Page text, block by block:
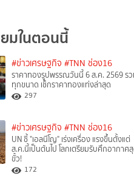
มในตอนนี้
#ข่าวเศรษฐกิจ #TNN ช่อง16
ราคาทองรูปพรรณวันนี้ 6 ส.ค. 2569 ร
ทุกขนาด เช็กราคาทองแท่งล่าสุด
297
#ข่าวเศรษฐกิจ #TNN ช่อง16
UN ชี้ "เอลนีโญ" เร่งเครื่อง แรงขึ้นตั้งแต่
ส.ค.นี้เป็นต้นไป โลกเตรียมรับศึกอากาศ
ขั้ว!
172